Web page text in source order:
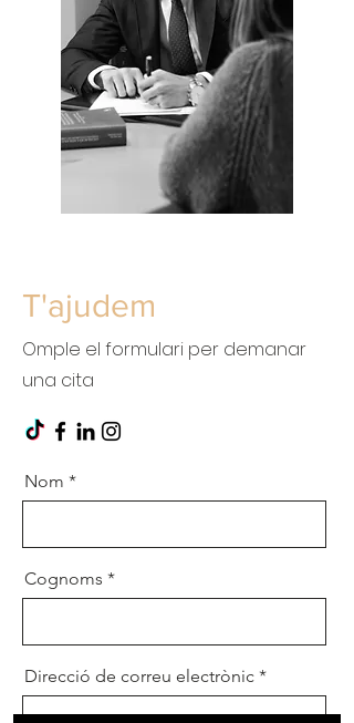
T'ajudem
Omple el formulari per demanar
una cita
Nom
Cognoms
Direcció de correu electrònic